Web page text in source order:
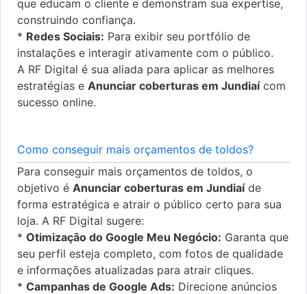
que educam o cliente e demonstram sua expertise,
construindo confiança.
* Redes Sociais: Para exibir seu portfólio de
instalações e interagir ativamente com o público.
A RF Digital é sua aliada para aplicar as melhores
estratégias e Anunciar coberturas em Jundiaícom
sucesso online.
Como conseguir mais orçamentos de toldos?
Para conseguir mais orçamentos de toldos, o
objetivo é Anunciar coberturas em Jundiaíde
forma estratégica e atrair o público certo para sua
loja. A RF Digital sugere:
* Otimização do Google Meu Negócio: Garanta que
seu perfil esteja completo, com fotos de qualidade
e informações atualizadas para atrair cliques.
* Campanhas de Google Ads: Direcione anúncios